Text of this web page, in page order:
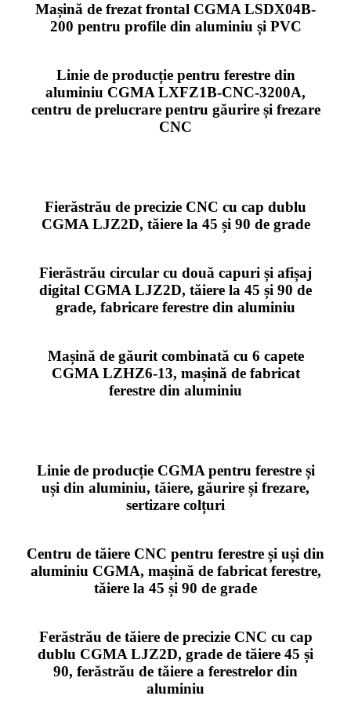
Mașină de frezat frontal CGMA LSDX04B-
200 pentru profile din aluminiu și PVC
Linie de producție pentru ferestre din
aluminiu CGMA LXFZ1B-CNC-3200A,
centru de prelucrare pentru găurire și frezare
CNC
Fierăstrău de precizie CNC cu cap dublu
CGMA LJZ2D, tăiere la 45 și 90 de grade
Fierăstrău circular cu două capuri și afișaj
digital CGMA LJZ2D, tăiere la 45 și 90 de
grade, fabricare ferestre din aluminiu
Mașină de găurit combinată cu 6 capete
CGMA LZHZ6-13, mașină de fabricat
ferestre din aluminiu
Linie de producție CGMA pentru ferestre și
uși din aluminiu, tăiere, găurire și frezare,
sertizare colțuri
Centru de tăiere CNC pentru ferestre și uși din
aluminiu CGMA, mașină de fabricat ferestre,
tăiere la 45 și 90 de grade
Ferăstrău de tăiere de precizie CNC cu cap
dublu CGMA LJZ2D, grade de tăiere 45 și
90, ferăstrău de tăiere a ferestrelor din
aluminiu